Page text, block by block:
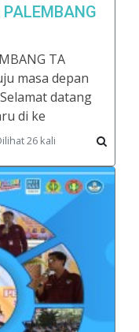
TA
masa depan
datang
di ke
26 kali